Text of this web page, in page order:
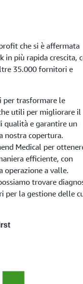
che si è affermata
in più rapida crescita,
35.000 fornitori e
per trasformare le
utili per migliorare il
qualità e garantire un
nostra copertura.
Medical per
efficiente, con
a valle.
trovare
per la gestione delle